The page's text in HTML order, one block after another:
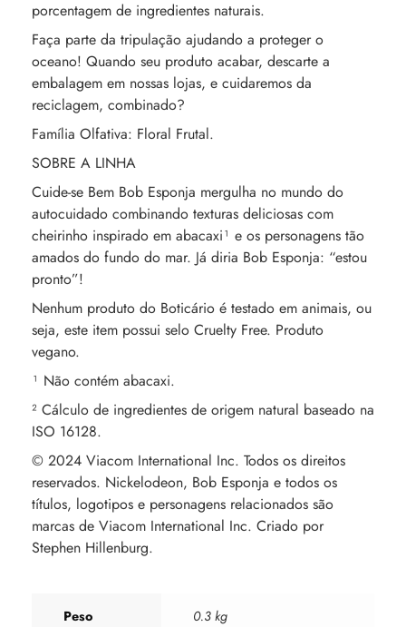
porcentagem de ingredientes naturais.
Faça parte da tripulação ajudando a proteger o
oceano! Quando seu produto acabar, descarte a
embalagem em nossas lojas, e cuidaremos da
reciclagem, combinado?
Família Olfativa: Floral Frutal.
SOBRE A LINHA
Cuide-se Bem Bob Esponja mergulha no mundo do
autocuidado combinando texturas deliciosas com
cheirinho inspirado em abacaxi¹ e os personagens tão
amados do fundo do mar. Já diria Bob Esponja: “estou
pronto”!
Nenhum produto do Boticário é testado em animais, ou
seja, este item possui selo Cruelty Free. Produto
vegano.
¹ Não contém abacaxi.
² Cálculo de ingredientes de origem natural baseado na
ISO 16128.
© 2024 Viacom International Inc. Todos os direitos
reservados. Nickelodeon, Bob Esponja e todos os
títulos, logotipos e personagens relacionados são
marcas de Viacom International Inc. Criado por
Stephen Hillenburg.
Peso 0.3 kg